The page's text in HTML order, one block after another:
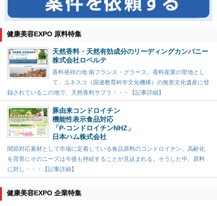
健康美容EXPO 原料特集
天然香料・天然有効成分のリーディングカンパニー
株式会社ロベルテ
香料発祥の地 南フランス・グラース。香料産業の聖地とし
て、ユネスコ（国連教育科学文化機構）の無形文化遺産に登
録されているこの地で、天然香料サプラ・・・【記事詳細】
豚由来コンドロイチン
機能性表示食品対応
「P-コンドロイチンNHZ」
日本ハム株式会社
関節対応素材として市場に定着している食品原料のコンドロイチン。高齢化
を背景にそのニーズは今後も持続することが見込まれる。そうした中、原料
に対し・・・【記事詳細】
健康美容EXPO 企業特集